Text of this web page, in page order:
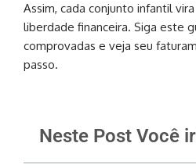
Assim, cada conjunto infantil
liberdade financeira. Siga este
comprovadas e veja seu
passo.
Neste Post Você